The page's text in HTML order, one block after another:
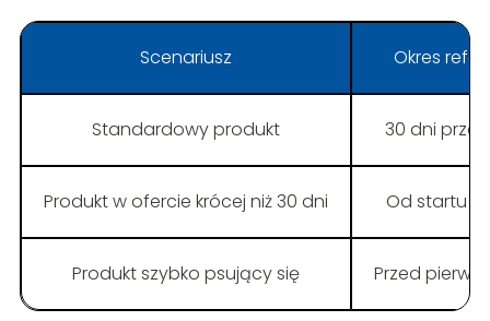
Scenariusz Okres
Standardowy produkt 30 dni
Produkt w ofercie krócej niż 30 dni Od startu
Produkt szybko psujący się Przed